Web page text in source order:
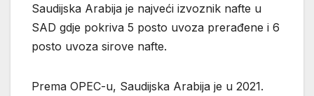
Saudijska Arabija je najveći izvoznik nafte u
SAD gdje pokriva 5 posto uvoza prerađene i 6
posto uvoza sirove nafte.
Prema OPEC-u, Saudijska Arabija je u 2021.